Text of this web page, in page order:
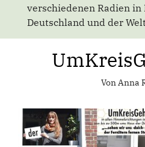
verschiedenen Radien in
Deutschland und der
Von Anna